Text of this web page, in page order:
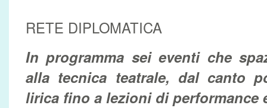
RETE DIPLOMATICA
In programma sei eventi che
alla tecnica teatrale, dal canto
lirica fino a lezioni di performance